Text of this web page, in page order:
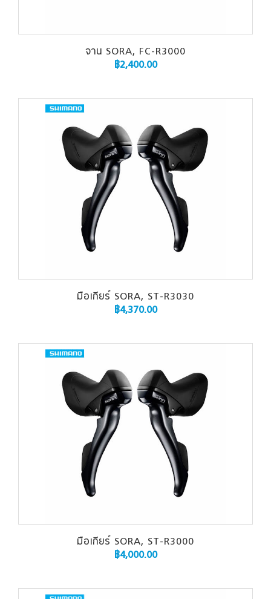
จาน SORA, FC-R3000
฿2,400.00
มือเกียร์ SORA, ST-R3030
฿4,370.00
มือเกียร์ SORA, ST-R3000
฿4,000.00